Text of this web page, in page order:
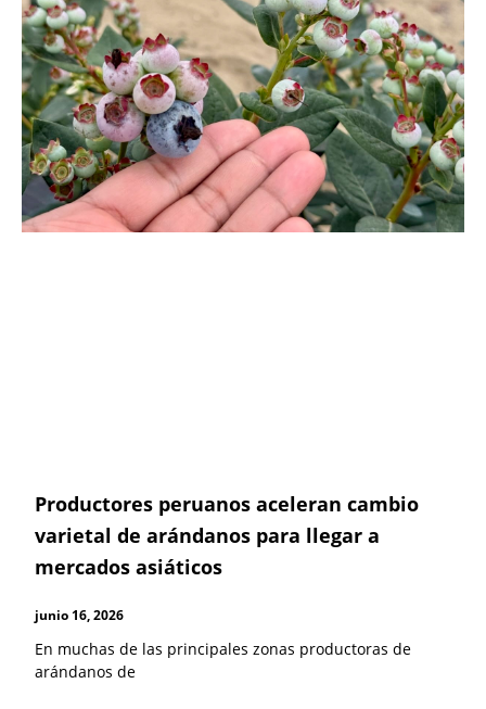
Productores peruanos aceleran cambio
varietal de arándanos para llegar a
mercados asiáticos
junio 16, 2026
En muchas de las principales zonas productoras de
arándanos de